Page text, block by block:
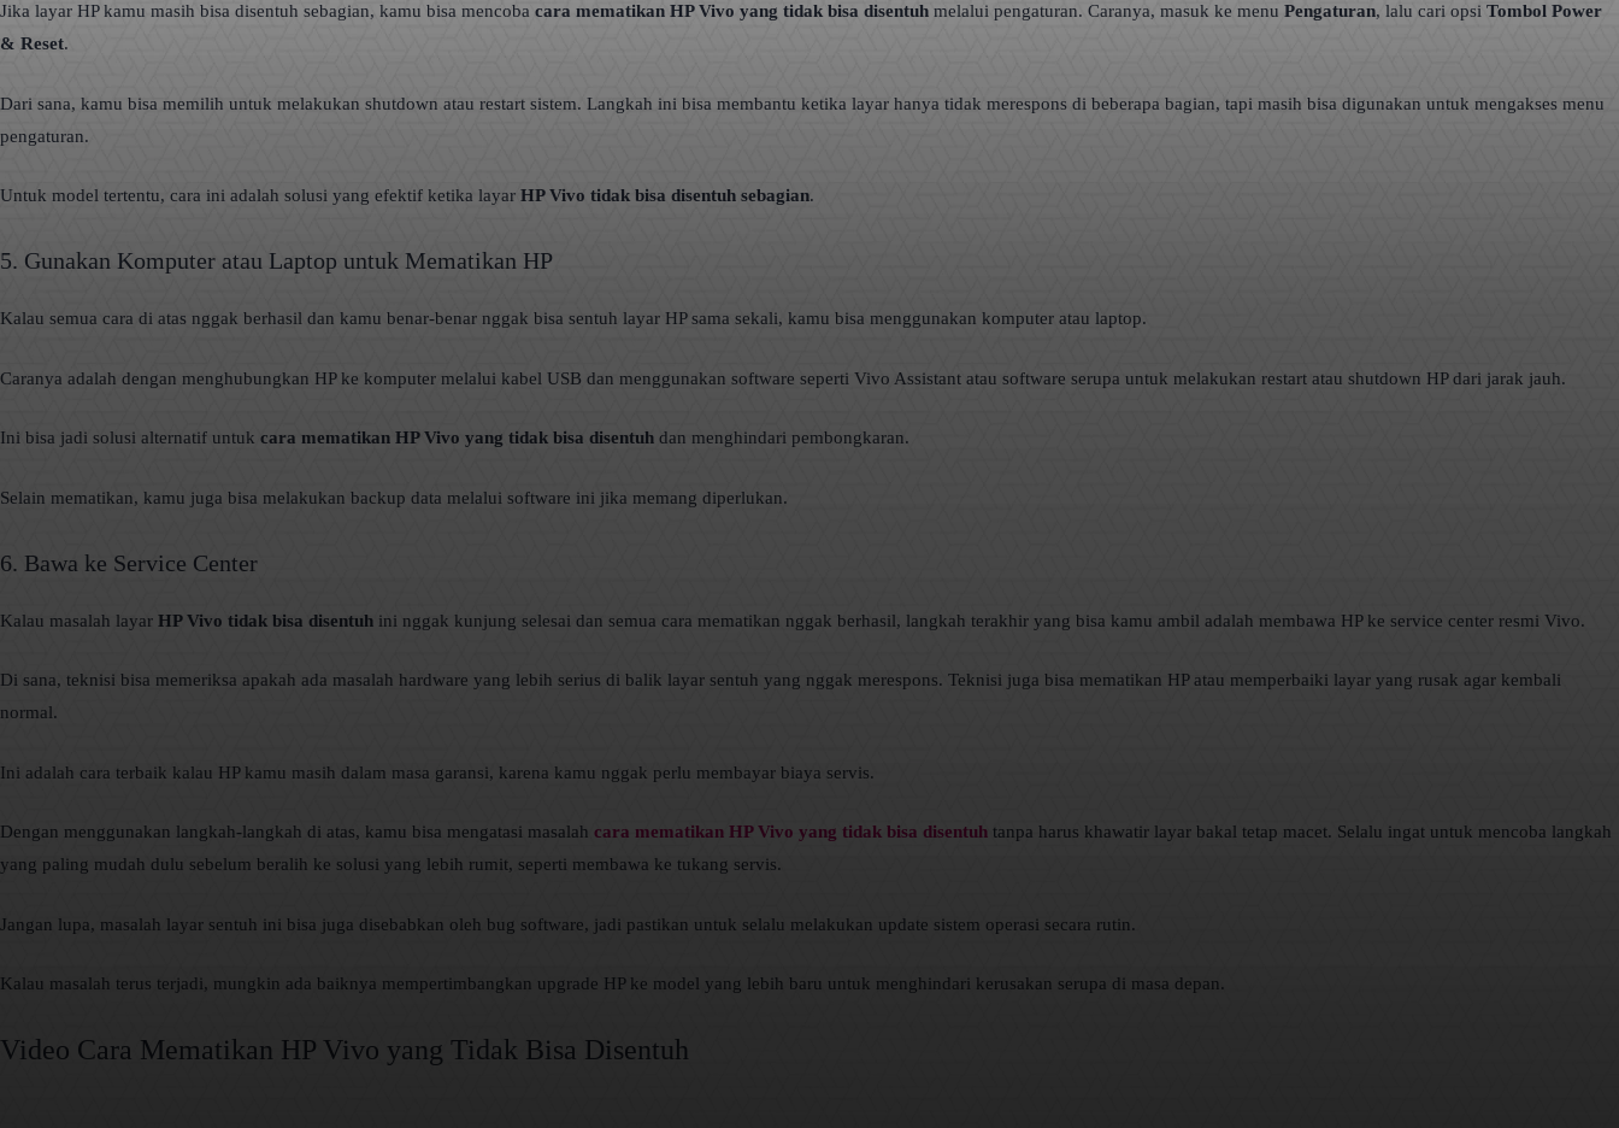
Jika layar HP kamu masih bisa disentuh sebagian, kamu bisa mencoba cara mematikan HP Vivo yang tidak bisa disentuh melalui pengaturan. Caranya, masuk ke menu Pengaturan, lalu cari opsi Tombol Power
& Reset.
Dari sana, kamu bisa memilih untuk melakukan shutdown atau restart sistem. Langkah ini bisa membantu ketika layar hanya tidak merespons di beberapa bagian, tapi masih bisa digunakan untuk mengakses menu
pengaturan.
Untuk model tertentu, cara ini adalah solusi yang efektif ketika layar HP Vivo tidak bisa disentuh sebagian.
5. Gunakan Komputer atau Laptop untuk Mematikan HP
Kalau semua cara di atas nggak berhasil dan kamu benar-benar nggak bisa sentuh layar HP sama sekali, kamu bisa menggunakan komputer atau laptop.
Caranya adalah dengan menghubungkan HP ke komputer melalui kabel USB dan menggunakan software seperti Vivo Assistant atau software serupa untuk melakukan restart atau shutdown HP dari jarak jauh.
Ini bisa jadi solusi alternatif untuk cara mematikan HP Vivo yang tidak bisa disentuh dan menghindari pembongkaran.
Selain mematikan, kamu juga bisa melakukan backup data melalui software ini jika memang diperlukan.
6. Bawa ke Service Center
Kalau masalah layar HP Vivo tidak bisa disentuh ini nggak kunjung selesai dan semua cara mematikan nggak berhasil, langkah terakhir yang bisa kamu ambil adalah membawa HP ke service center resmi Vivo.
Di sana, teknisi bisa memeriksa apakah ada masalah hardware yang lebih serius di balik layar sentuh yang nggak merespons. Teknisi juga bisa mematikan HP atau memperbaiki layar yang rusak agar kembali
normal.
Ini adalah cara terbaik kalau HP kamu masih dalam masa garansi, karena kamu nggak perlu membayar biaya servis.
Dengan menggunakan langkah-langkah di atas, kamu bisa mengatasi masalah cara mematikan HP Vivo yang tidak bisa disentuh tanpa harus khawatir layar bakal tetap macet. Selalu ingat untuk mencoba langkah
yang paling mudah dulu sebelum beralih ke solusi yang lebih rumit, seperti membawa ke tukang servis.
Jangan lupa, masalah layar sentuh ini bisa juga disebabkan oleh bug software, jadi pastikan untuk selalu melakukan update sistem operasi secara rutin.
Kalau masalah terus terjadi, mungkin ada baiknya mempertimbangkan upgrade HP ke model yang lebih baru untuk menghindari kerusakan serupa di masa depan.
Video Cara Mematikan HP Vivo yang Tidak Bisa Disentuh